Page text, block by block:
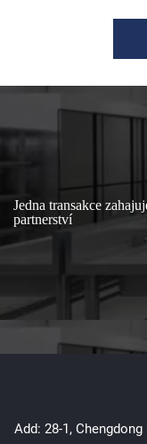
Jedna transakce
partnerství
Add: 28-1,